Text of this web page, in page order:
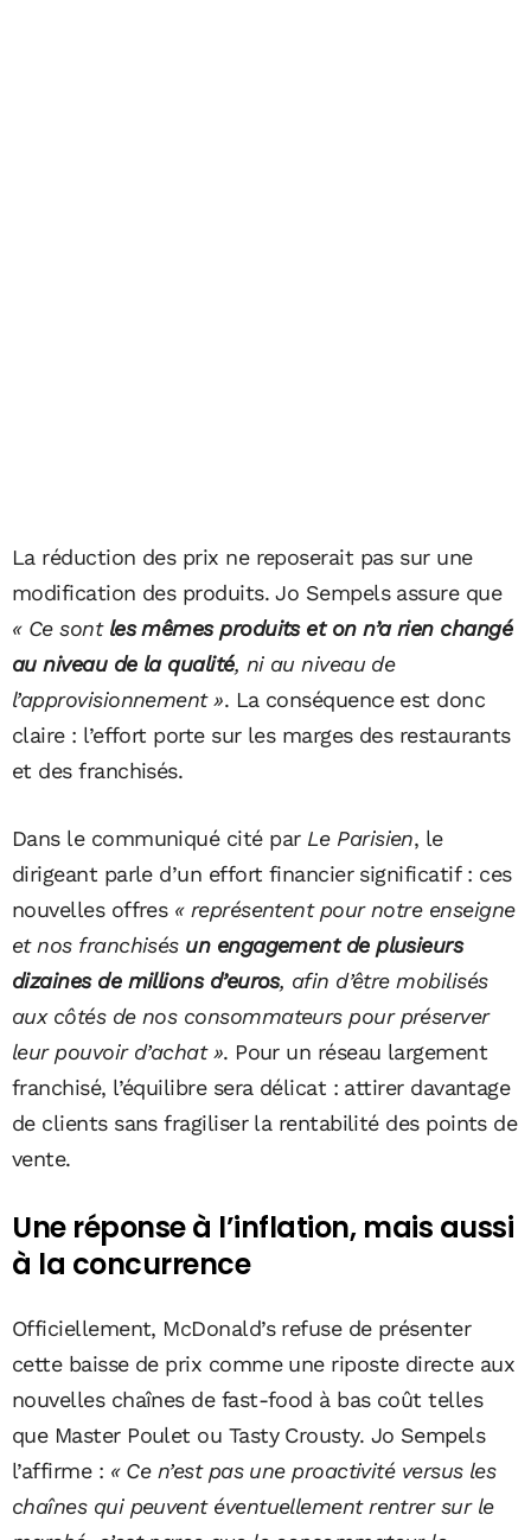
La réduction des prix ne reposerait pas sur une
modification des produits. Jo Sempels assure que
« Ce sont les mêmes produits et on n’a rien changé
au niveau de la qualité, ni au niveau de
l’approvisionnement ». La conséquence est donc
claire : l’effort porte sur les marges des restaurants
et des franchisés.
Dans le communiqué cité par Le Parisien, le
dirigeant parle d’un effort financier significatif : ces
nouvelles offres « représentent pour notre enseigne
et nos franchisés un engagement de plusieurs
dizaines de millions d’euros, afin d’être mobilisés
aux côtés de nos consommateurs pour préserver
leur pouvoir d’achat ». Pour un réseau largement
franchisé, l’équilibre sera délicat : attirer davantage
de clients sans fragiliser la rentabilité des points de
vente.
Une réponse à l’inflation, mais aussi
à la concurrence
Officiellement, McDonald’s refuse de présenter
cette baisse de prix comme une riposte directe aux
nouvelles chaînes de fast-food à bas coût telles
que Master Poulet ou Tasty Crousty. Jo Sempels
l’affirme : « Ce n’est pas une proactivité versus les
chaînes qui peuvent éventuellement rentrer sur le